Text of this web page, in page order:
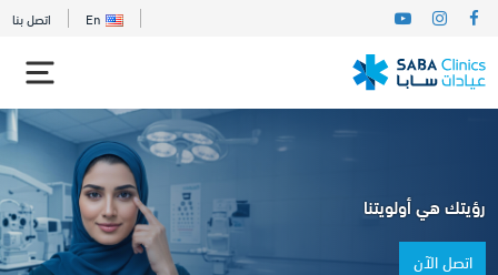
En اتصل بنا
رؤيتك هي أولويتنا
اتصل الآن